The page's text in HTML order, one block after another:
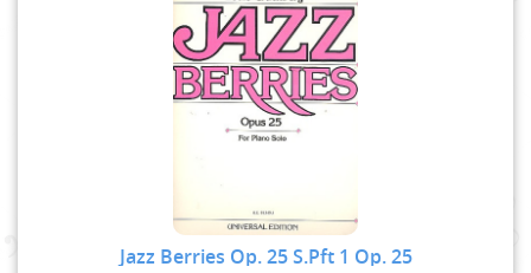
Jazz Berries Op. 25 S.Pft 1 Op. 25